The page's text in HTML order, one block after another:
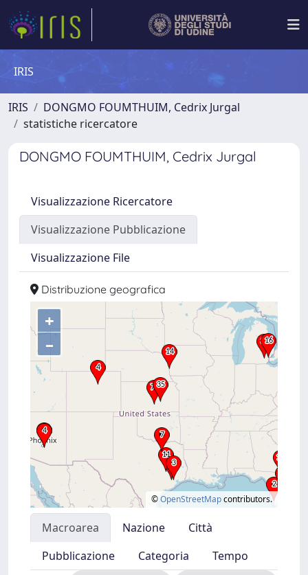
IRIS
IRIS
DONGMO FOUMTHUIM, Cedrix Jurgal
statistiche ricercatore
DONGMO FOUMTHUIM, Cedrix Jurgal
Visualizzazione Ricercatore
Visualizzazione Pubblicazione
Visualizzazione File
Distribuzione geografica
+
–
©OpenStreetMapcontributors.
Macroarea Nazione
Città
Pubblicazione
Categoria
Tempo